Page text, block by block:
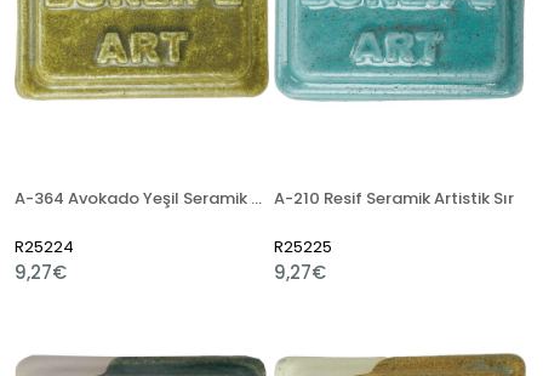
A-364 Avokado Yeşil Seramik Artistik Sır
R25224
9,27€
A-210 Resif Seramik Artistik Sır
R25225
9,27€